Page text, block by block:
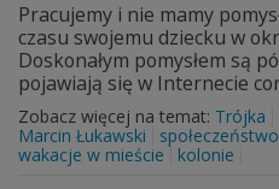
Pracujemy i nie mamy
czasu swojemu dziecku w
Doskonałym pomysłem są
pojawiają się w Internecie
Zobacz więcej na temat: Trójka
Marcin Łukawski
społeczeństwo
wakacje w mieście
kolonie